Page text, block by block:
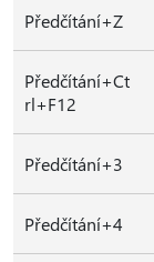
Předčítání+Z
Předčítání+Ct
rl+F12
Předčítání+3
Předčítání+4